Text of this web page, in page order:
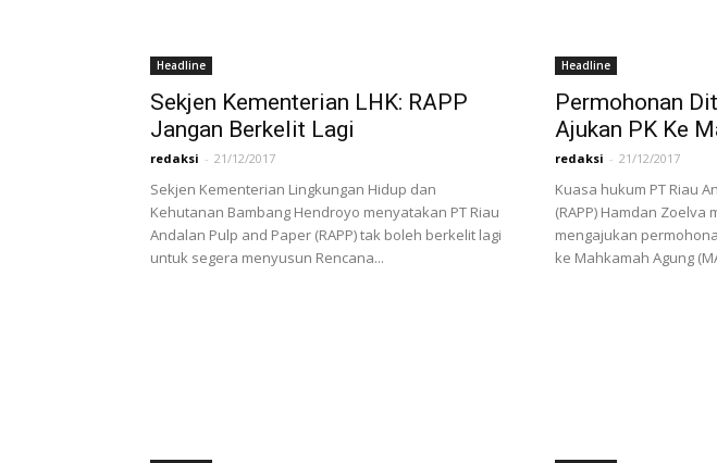
Headline
Sekjen Kementerian LHK: RAPP
Jangan Berkelit Lagi
redaksi - 21/12/2017
Sekjen Kementerian Lingkungan Hidup dan
Kehutanan Bambang Hendroyo menyatakan PT Riau
Andalan Pulp and Paper (RAPP) tak boleh berkelit lagi
untuk segera menyusun Rencana...
Headline
Permohonan
Ajukan PK Ke
redaksi - 21/12/2017
Kuasa hukum PT Riau
(RAPP) Hamdan
mengajukan
ke Mahkamah Agung